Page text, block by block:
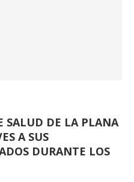
SALUD DE LA PLANA
A SUS
DURANTE LOS